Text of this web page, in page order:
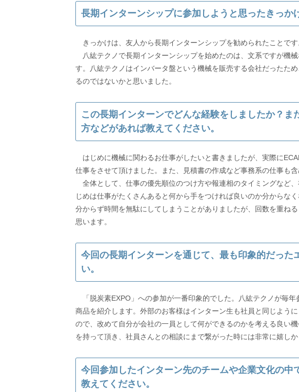
長期インターンシップに参加しようと思ったきっか
きっかけは、友人から長期インターンシップを勧められたことです
八紘テクノで長期インターンシップを始めたのは、文系ですが機
す。八紘テクノはインバータ盤という機械を販売する会社だったた
るのではないかと思いました。
この長期インターンでどんな経験をしましたか？ま
方などがあれば教えてください。
はじめに機械に関わるお仕事がしたいと書きましたが、実際に
仕事をさせて頂けました。また、見積書の作成など事務系の仕事も
全体として、仕事の優先順位のつけ方や報連相のタイミングなど
じめは仕事がたくさんあると何から手をつければ良いのか分からな
分からず時間を無駄にしてしまうことがありましたが、回数を重ね
思います。
今回の長期インターンを通じて、最も印象的だった
い。
「脱炭素EXPO」への参加が一番印象的でした。八紘テクノが毎年
商品を紹介します。外部のお客様はインターン生も社員と同じよう
ので、改めて自分が会社の一員として何ができるのかを考える良い
を持って頂き、社員さんとの相談にまで繋がった時には非常に嬉しか
今回参加したインターン先のチームや企業文化の中
教えてください。